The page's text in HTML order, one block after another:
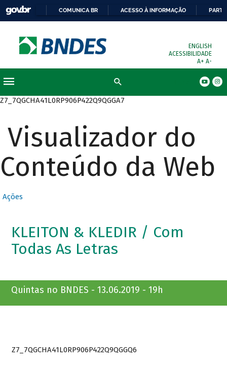
COMUNICA BR ACESSO À INFORMAÇÃO
ENGLISH
ACESSIBILIDADE
A+ A-
Z7_7QGCHA41L0RP906P422Q9QGGA7
Visualizador do
Conteúdo da Web
Ações
KLEITON & KLEDIR / Com
Todas As Letras
Quintas no BNDES - 13.06.2019 - 19h
Z7_7QGCHA41L0RP906P422Q9QGGQ6